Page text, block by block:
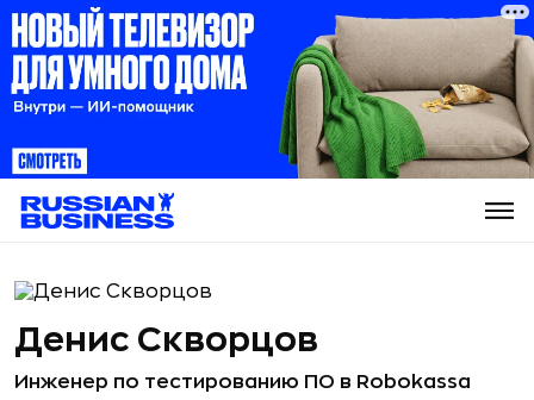
Денис Скворцов
Инженер по тестированию ПО в Robokassa